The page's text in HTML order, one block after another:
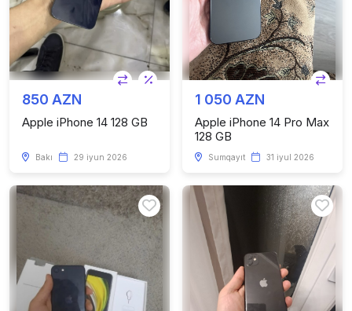
850 AZN
Apple iPhone 14 128 GB
Bakı 29 iyun 2026
1 050 AZN
Apple iPhone 14 Pro Max
128 GB
Sumqayıt 31 iyul 2026